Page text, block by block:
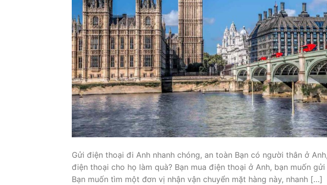
Gửi điện thoại đi Anh nhanh chóng, an toàn Bạn có người thân ở
điện thoại cho họ làm quà? Bạn mua điện thoại ở Anh, bạn muốn
Bạn muốn tìm một đơn vị nhận vận chuyển mặt hàng này, nhanh […]